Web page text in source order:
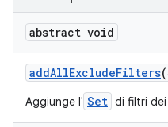
abstract void
addAllExcludeFilters
Aggiunge l' Set di filtri